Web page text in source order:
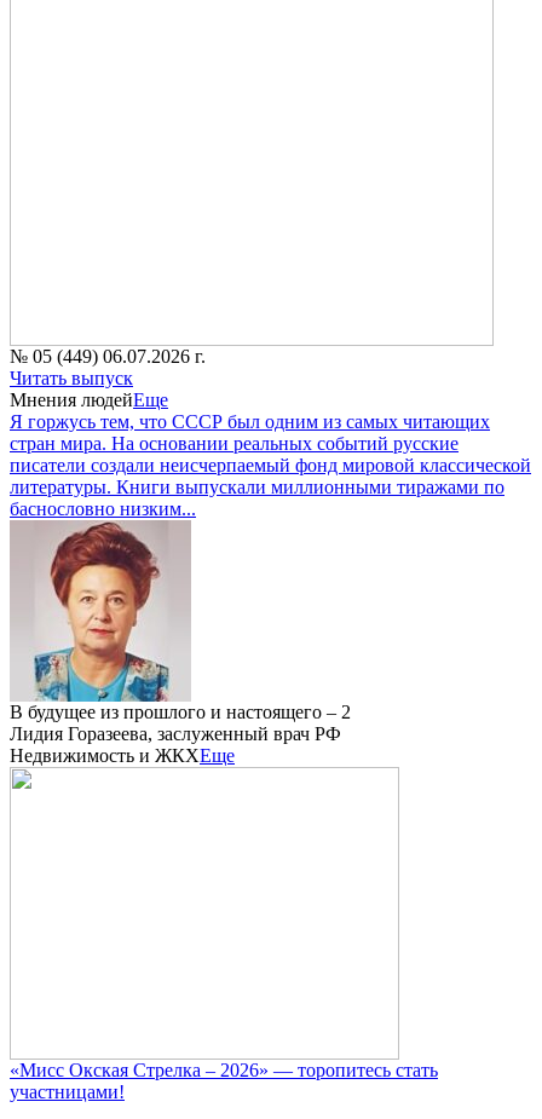
№ 05 (449) 06.07.2026 г.
Читать выпуск
Мнения людейЕще
Я горжусь тем, что СССР был одним из самых читающих
стран мира. На основании реальных событий русские
писатели создали неисчерпаемый фонд мировой классической
литературы. Книги выпускали миллионными тиражами по
баснословно низким...
В будущее из прошлого и настоящего – 2
Лидия Горазеева, заслуженный врач РФ
Недвижимость и ЖКХЕще
«Мисс Окская Стрелка – 2026» — торопитесь стать
участницами!